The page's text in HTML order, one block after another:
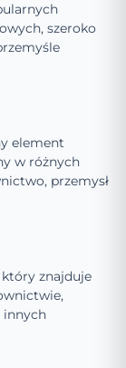
szeroko
element
w różnych
przemysł
znajduje
innych